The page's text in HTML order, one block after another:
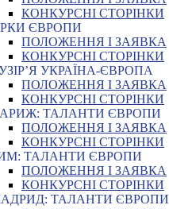
КОНКУРСНІ СТОРІНКИ
ЄВРОПИ
ПОЛОЖЕННЯ І ЗАЯВКА
КОНКУРСНІ СТОРІНКИ
УКРАЇНА-ЄВРОПА
ПОЛОЖЕННЯ І ЗАЯВКА
КОНКУРСНІ СТОРІНКИ
ТАЛАНТИ ЄВРОПИ
ПОЛОЖЕННЯ І ЗАЯВКА
КОНКУРСНІ СТОРІНКИ
ТАЛАНТИ ЄВРОПИ
ПОЛОЖЕННЯ І ЗАЯВКА
КОНКУРСНІ СТОРІНКИ
ТАЛАНТИ ЄВРОПИ